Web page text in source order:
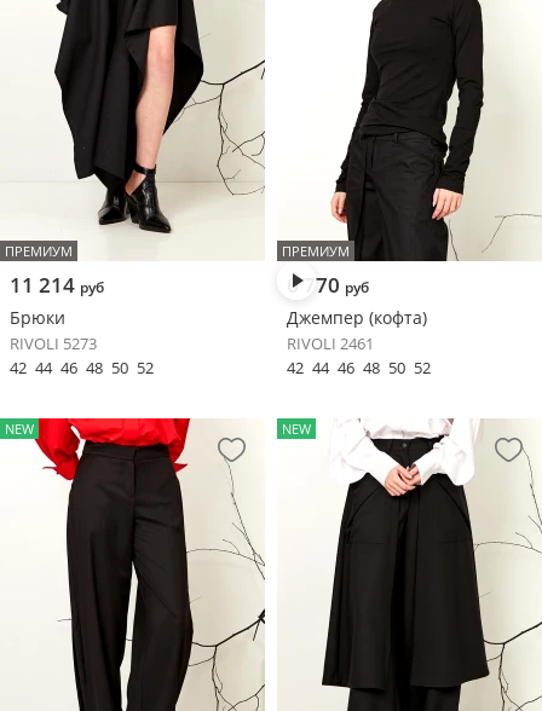
ПРЕМИУМ
11 214 руб
Брюки
RIVOLI 5273
42 44 46 48 50 52
ПРЕМИУМ
6 770 руб
Джемпер (кофта)
RIVOLI 2461
42 44 46 48 50 52
NEW NEW